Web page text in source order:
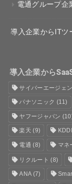
電通グループ企
導入企業からITツ
導入企業から
サイバーエージェ
パナソニック (11)
ヤフージャパン
楽天 (9) KDDI
電通 (8) マネ
リクルート (8)
ANA(7)